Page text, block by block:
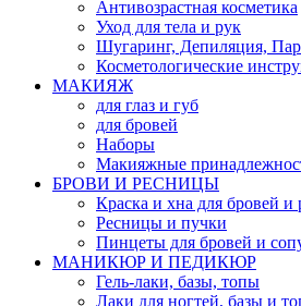
Антивозрастная косметика
Уход для тела и рук
Шугаринг, Депиляция,
Косметологические
МАКИЯЖ
для глаз и губ
для бровей
Наборы
Макияжные
БРОВИ И РЕСНИЦЫ
Краска и хна для бровей и
Ресницы и пучки
Пинцеты для бровей и
МАНИКЮР И ПЕДИКЮР
Гель-лаки, базы, топы
Лаки для ногтей, базы и